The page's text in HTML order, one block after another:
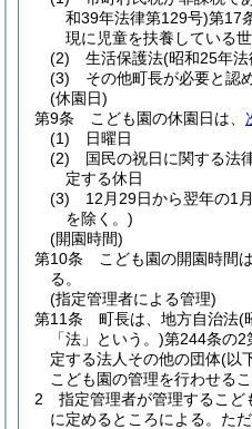
和39年法律第129号)第17
現に児童を扶養している
(2)
生活保護法(昭和25年
(3)
その他町長が必要と認
(休園日)
第9条
こども園の休園日は、
(1)
日曜日
(2)
国民の祝日に関する法
定する休日
(3)
12月29日から翌年の1
を除く。)
(開園時間)
第10条
こども園の開園時間
る。
(指定管理者による管理)
第11条
町長は、地方自治法(
「法」という。)第244条の2
定する法人その他の団体(以
こども園の管理を行わせるこ
2
指定管理者が管理するこど
に定めるところによる。 た